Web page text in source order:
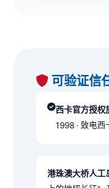
可验证信
西卡官方授权
1998 · 致电
港珠澳大桥人工